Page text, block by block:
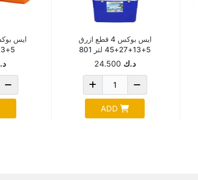
ايس بوكس 4 قطع ازرق
5+13+27+45 لتر 801
د.ك 24.500
ADD
5+13+26 لتر 801